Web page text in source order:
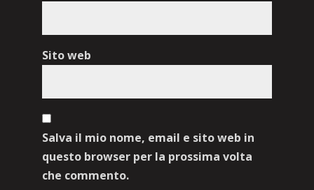
Sito web
Salva il mio nome, email e sito web in
questo browser per la prossima volta
che commento.